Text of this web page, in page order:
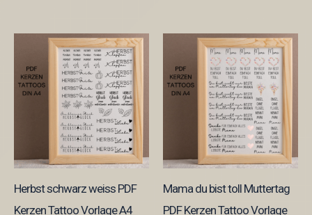
Herbst schwarz weiss PDF
Kerzen Tattoo Vorlage A4
Mama du bist toll Muttertag
PDF Kerzen Tattoo Vorlage